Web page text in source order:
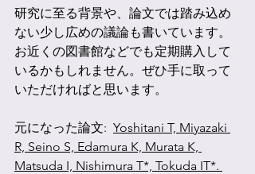
研究に至る背景や、論文では踏み込め
ない少し広めの議論も書いています。
お近くの図書館などでも定期購入して
いるかもしれません。ぜひ手に取って
いただければと思います。
元になった論文: Yoshitani T, Miyazaki
R, Seino S, Edamura K, Murata K,
Matsuda I, Nishimura T*, Tokuda IT*.